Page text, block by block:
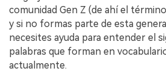
comunidad Gen Z (de ahí el
y si no formas parte de esta
necesites ayuda para entender el
palabras que forman en
actualmente.